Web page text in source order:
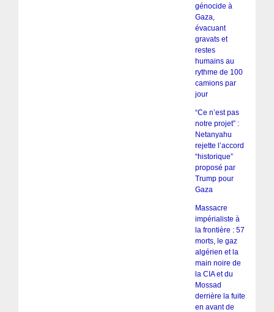
génocide à
Gaza,
évacuant
gravats et
restes
humains au
rythme de 100
camions par
jour
“Ce n’est pas
notre projet” :
Netanyahu
rejette l’accord
“historique”
proposé par
Trump pour
Gaza
Massacre
impérialiste à
la frontière : 57
morts, le gaz
algérien et la
main noire de
la CIA et du
Mossad
derrière la fuite
en avant de